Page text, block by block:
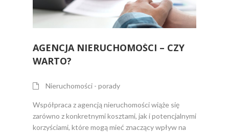
AGENCJA NIERUCHOMOŚCI – CZY
WARTO?
Nieruchomości - porady
Współpraca z agencją nieruchomości wiąże się
zarówno z konkretnymi kosztami, jak i potencjalnymi
korzyściami, które mogą mieć znaczący wpływ na